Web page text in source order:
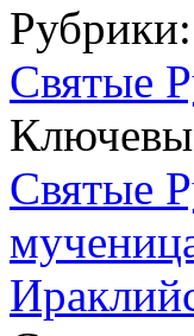
Рубрики:
Святые
Святые